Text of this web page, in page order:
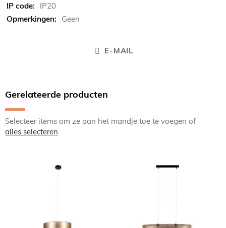
IP20
Geen
E-MAIL
Gerelateerde producten
Selecteer items om ze aan het mandje toe te voegen of
alles selecteren